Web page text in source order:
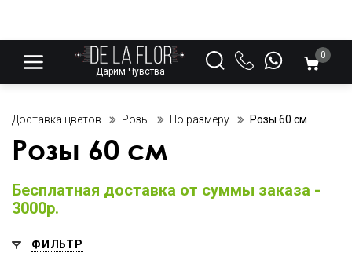
Дарим Чувства
0
Доставка цветов Розы По размеру Розы 60 см
Розы 60 см
Бесплатная доставка от суммы заказа -
3000р.
ФИЛЬТР